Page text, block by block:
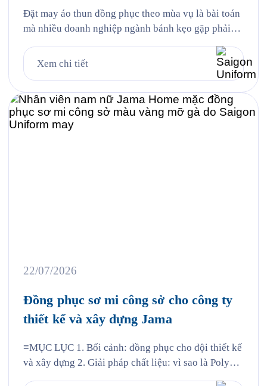
Đặt may áo thun đồng phục theo mùa vụ là bài toán
mà nhiều doanh nghiệp ngành bánh kẹo gặp phải
lên, mỗi năm khi mùa bánh Trung Thu về, Hỷ Lâm
Môn lại cùng Saigon Uniform chuẩn bị một bộ đồng
Xem chi tiết
22/07/2026
Đồng phục sơ mi công sở cho công ty
thiết kế và xây dựng Jama
≡MỤC LỤC 1. Bối cảnh: đồng phục cho đội thiết kế
và xây dựng 2. Giải pháp chất liệu: vì sao là Poly